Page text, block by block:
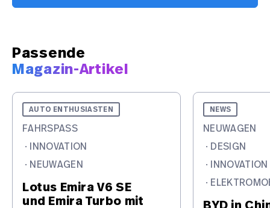
Passende
Magazin-Artikel
AUTO ENTHUSIASTEN
FAHRSPASS
· INNOVATION
· NEUWAGEN
Lotus Emira V6 SE
und Emira Turbo mit
NEWS
NEUWAGEN
· DESIGN
· INNOVATION
·